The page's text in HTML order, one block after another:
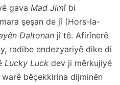
gava Mad Jimî bi
şeşan de jî (Hors-la-
Daltonan jî tê. Afirînerê
radibe endezyariyê dike di
Lucky Luck dev ji mêrkujiyê
bêçekkirina dijminên